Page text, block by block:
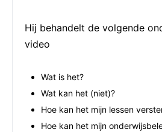
Hij behandelt de volgende
video
Wat is het?
Wat kan het (niet)?
Hoe kan het mijn lessen
Hoe kan het mijn